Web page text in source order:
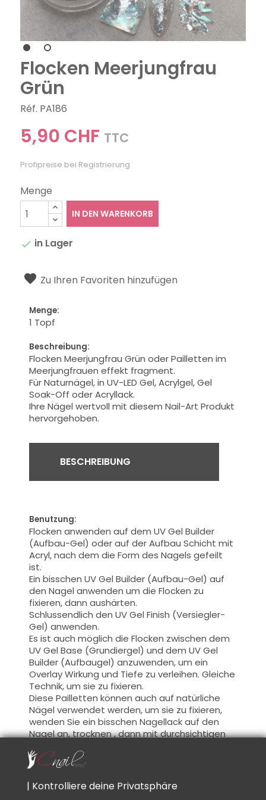
Flocken Meerjungfrau
Grün
Réf. PA186
5,90 CHF TTC
Profipreise bei Registrierung
Menge
IN DEN WARENKORB
 in Lager
Zu Ihren Favoriten hinzufügen
Menge:
1 Topf
Beschreibung:
Flocken Meerjungfrau Grün oder Pailletten im
Meerjungfrauen effekt fragment.
Für Naturnägel, in UV-LED Gel, Acrylgel, Gel
Soak-Off oder Acryllack.
Ihre Nägel wertvoll mit diesem Nail-Art Produkt
hervorgehoben.
BESCHREIBUNG
Benutzung:
Flocken anwenden auf dem UV Gel Builder
(Aufbau-Gel) oder auf der Aufbau Schicht mit
Acryl, nach dem die Form des Nagels gefeilt
ist.
Ein bisschen UV Gel Builder (Aufbau-Gel) auf
den Nagel anwenden um die Flocken zu
fixieren, dann aushärten.
Schlussendlich den UV Gel Finish (Versiegler-
Gel) anwenden.
Es ist auch möglich die Flocken zwischen dem
UV Gel Base (Grundiergel) und dem UV Gel
Builder (Aufbaugel) anzuwenden,um ein
Overlay Wirkung und Tiefe zu verleihen. Gleiche
Technik, um sie zu fixieren.
Diese Paillettenkönnen auch auf natürliche
Nägel verwendet werden, um sie zu fixieren,
wenden Sie ein bisschen Nagellack aufden
Nagel an, trocknen ,dann mit durchsichtigen
Rat:
Wenn Sie die Technik vor dem UV Gel
aussuchen,einmaldie Paillettenauf der
| Kontrolliere deine Privatsphäre